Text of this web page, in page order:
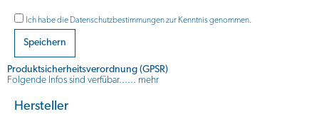
Ich habe die Datenschutzbestimmungenzur Kenntnis genommen.
Speichern
Produktsicherheitsverordnung (GPSR)
Folgende Infos sind verfübar...... mehr
Hersteller